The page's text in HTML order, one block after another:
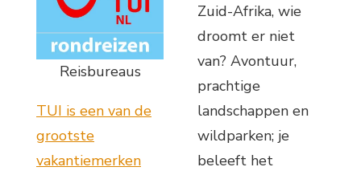
Reisbureaus
TUI is een van de
grootste
vakantiemerken
Zuid-Afrika, wie
droomt er niet
van? Avontuur,
prachtige
landschappen en
wildparken; je
beleeft het